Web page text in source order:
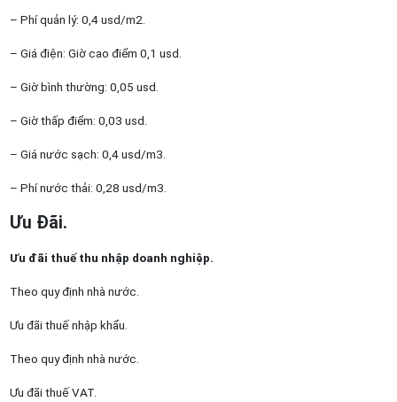
– Phí quản lý: 0,4 usd/m2.
– Giá điện: Giờ cao điểm 0,1 usd.
– Giờ bình thường: 0,05 usd.
– Giờ thấp điểm: 0,03 usd.
– Giá nước sạch: 0,4 usd/m3.
– Phí nước thải: 0,28 usd/m3.
Ưu Đãi.
Ưu đãi thuế thu nhập doanh nghiệp.
Theo quy định nhà nước.
Ưu đãi thuế nhập khẩu.
Theo quy định nhà nước.
Ưu đãi thuế VAT.